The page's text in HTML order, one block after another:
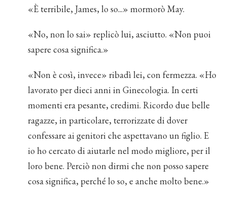
«È terribile, James, lo so...» mormorò May.
«No, non lo sai» replicò lui, asciutto. «Non puoi
sapere cosa significa.»
«Non è così, invece» ribadì lei, con fermezza. «Ho
lavorato per dieci anni in Ginecologia. In certi
momenti era pesante, credimi. Ricordo due belle
ragazze, in particolare, terrorizzate di dover
confessare ai genitori che aspettavano un figlio. E
io ho cercato di aiutarle nel modo migliore, per il
loro bene. Perciò non dirmi che non posso sapere
cosa significa, perché lo so, e anche molto bene.»